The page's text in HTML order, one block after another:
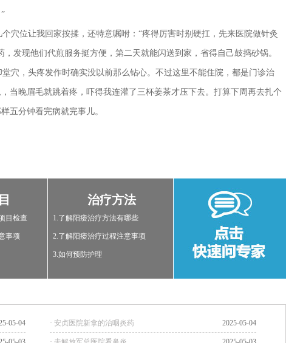
穴位让我回家按揉，还特意嘱咐：“疼得厉害时别硬扛，先来医院做针灸
发现他们代煎服务挺方便，第二天就能闪送到家，省得自己鼓捣砂锅。
，头疼发作时确实没以前那么钻心。不过这里不能住院，都是门诊治
晚眉毛就跳着疼，吓得我连灌了三杯姜茶才压下去。打算下周再去扎个
五分钟看完病就完事儿。
目检查
事项
治疗方法
1.了解阳痿治疗方法有哪些
2.了解阳痿治疗过程注意事项
3.如何预防护理
05-04 · 安贞医院新拿的治咽炎药 2025-05-04